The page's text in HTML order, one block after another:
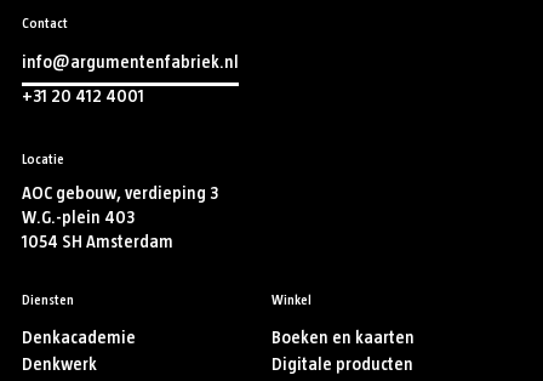
Contact
info@argumentenfabriek.nl
+31 20 412 4001
Locatie
AOC gebouw, verdieping 3
W.G.-plein 403
1054 SH Amsterdam
Diensten
Denkacademie
Denkwerk
Winkel
Boeken en kaarten
Digitale producten